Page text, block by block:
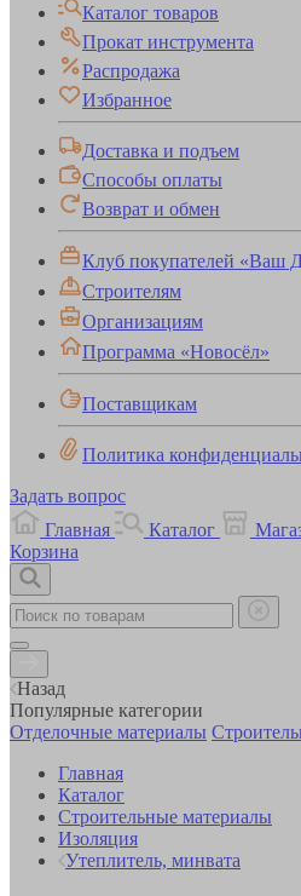
Каталог товаров
Прокат инструмента
Распродажа
Избранное
Доставка и подъем
Способы оплаты
Возврат и обмен
Клуб покупателей «Ваш
Строителям
Организациям
Программа «Новосёл»
Поставщикам
Политика
Задать вопрос
Главная
Каталог
Корзина
Назад
Популярные категории
Отделочные материалы
Главная
Каталог
Строительные материалы
Изоляция
Утеплитель, минвата